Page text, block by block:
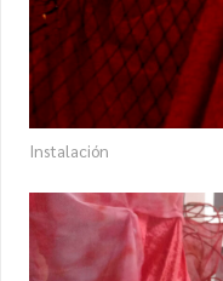
Instalación